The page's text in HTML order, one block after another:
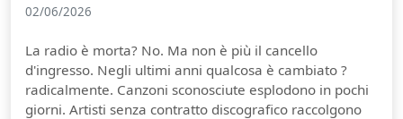
02/06/2026
La radio è morta? No. Ma non è più il cancello
d'ingresso. Negli ultimi anni qualcosa è cambiato ?
radicalmente. Canzoni sconosciute esplodono in pochi
giorni. Artisti senza contratto discografico raccolgono